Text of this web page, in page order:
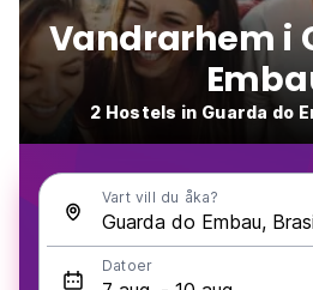
Vandrarhem i
2 Hostels in Guarda do
Vart vill du åka?
Datoer